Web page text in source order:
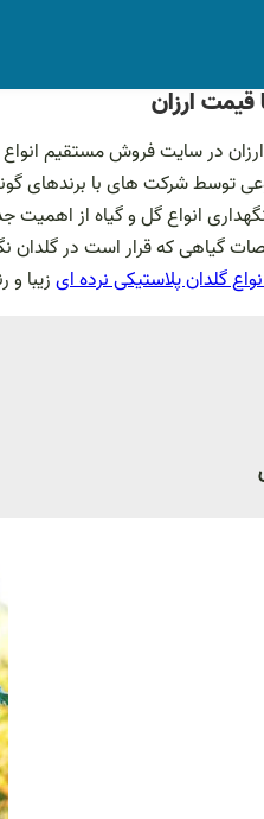
قیمت ارزان
در سایت فروش مستقیم
توسط شرکت های با برندهای
انواع گل و گیاه از
گیاهی که قرار است در گلدان
گلدان پلاستیکی نرده ایزیبا